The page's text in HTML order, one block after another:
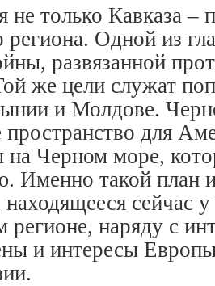
не только Кавказа –
региона. Одной из
развязанной
же цели служат
и Молдове.
пространство для
на Черном море,
Именно такой план
находящееся сейчас
регионе, наряду с
и интересы